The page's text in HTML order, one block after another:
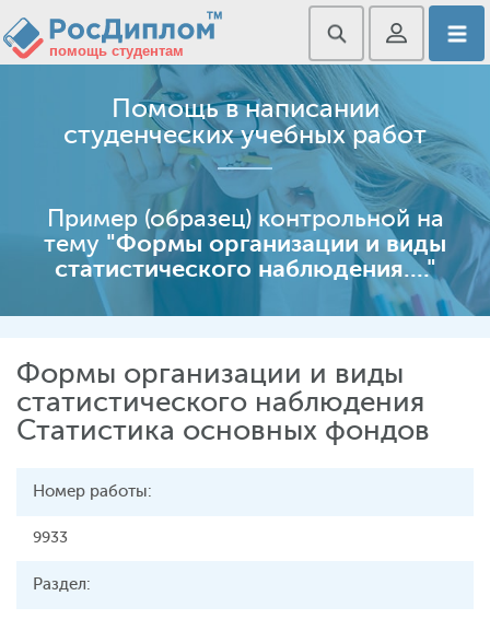
Помощь в написании
студенческих учебных работ
Пример (образец) контрольной на
тему "Формы организации и виды
статистического наблюдения...."
Формы организации и виды
статистического наблюдения
Статистика основных фондов
Номер работы:
9933
Раздел: